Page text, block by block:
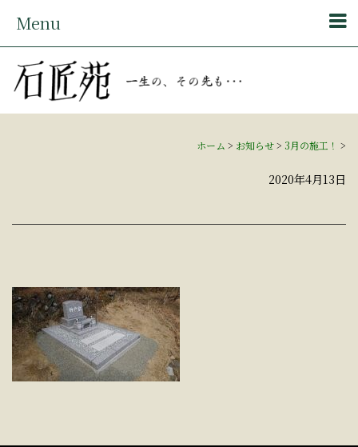
Menu
ホーム > お知らせ> 3月の施工！ >
2020年4月13日